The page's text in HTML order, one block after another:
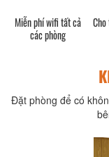
Miễn phí wifi tất cả
các phòng
Đặt phòng để có